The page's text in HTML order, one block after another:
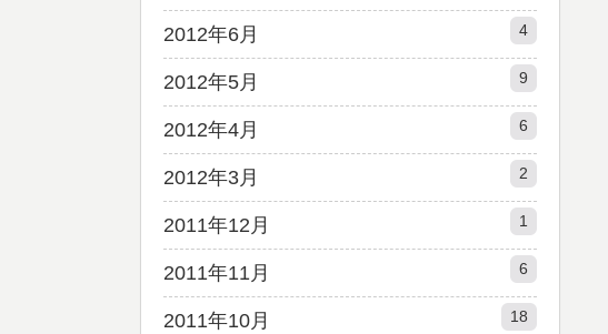
2012年6月 4
2012年5月 9
2012年4月 6
2012年3月 2
2011年12月 1
2011年11月 6
2011年10月 18